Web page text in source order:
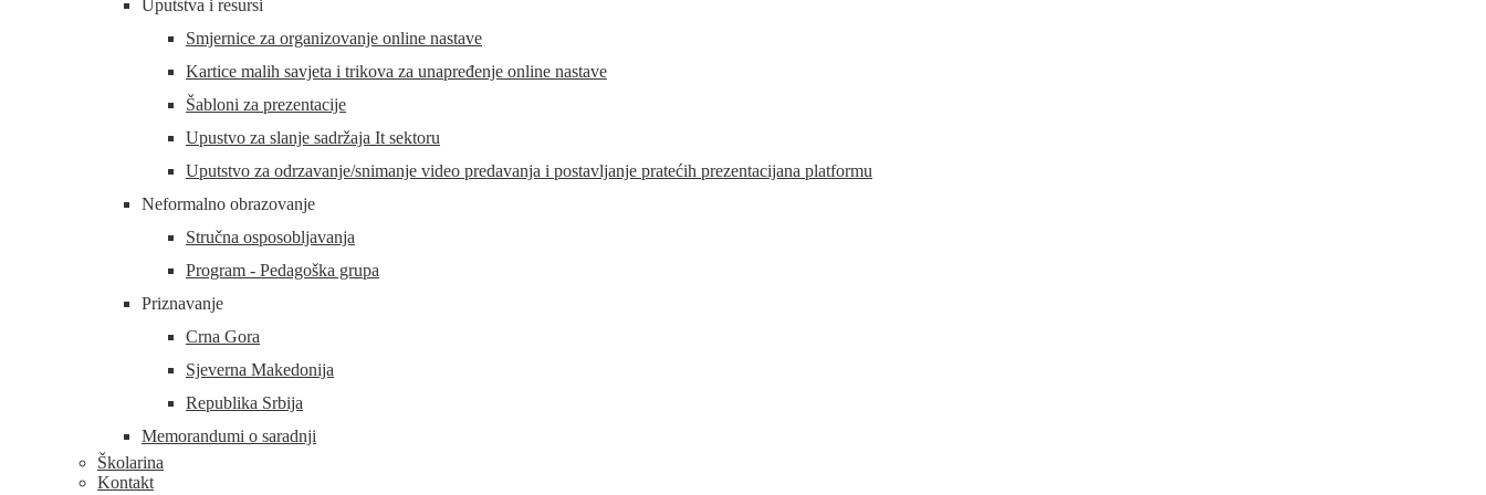
Uputstva i resursi
Smjernice za organizovanje online nastave
Kartice malih savjeta i trikova za unapređenje online nastave
Šabloni za prezentacije
Upustvo za slanje sadržaja It sektoru
Uputstvo za odrzavanje/snimanje video predavanja i postavljanje pratećih prezentacijana platformu
Neformalno obrazovanje
Stručna osposobljavanja
Program - Pedagoška grupa
Priznavanje
Crna Gora
Sjeverna Makedonija
Republika Srbija
Memorandumi o saradnji
Školarina
Kontakt